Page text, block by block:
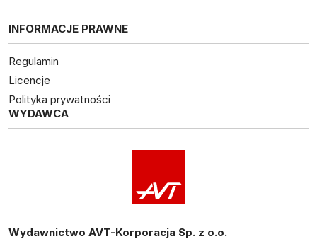
INFORMACJE PRAWNE
Regulamin
Licencje
Polityka prywatności
WYDAWCA
Wydawnictwo AVT-Korporacja Sp. z o.o.